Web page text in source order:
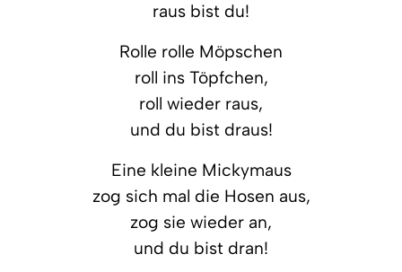
raus bist du!
Rolle rolle Möpschen
roll ins Töpfchen,
roll wieder raus,
und du bist draus!
Eine kleine Mickymaus
zog sich mal die Hosen aus,
zog sie wieder an,
und du bist dran!